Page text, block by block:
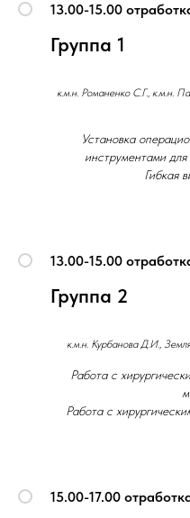
13.00-15.00
Группа 1
к.м.н. Романенко С.Г., к.м.н.
Установка
инструментами для
Гибкая
13.00-15.00
Группа 2
к.м.н. Курбанова Д.И.,
Работа с
Работа с
15.00-17.00